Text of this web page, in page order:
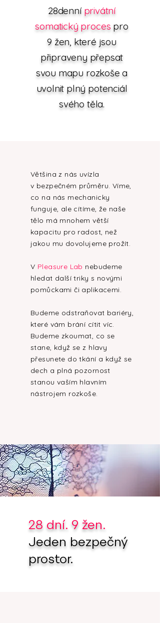
28denní privátní
somatický proces pro
9 žen, které jsou
připraveny přepsat
svou mapu rozkoše a
uvolnit plný potenciál
svého těla.
Většina z nás uvízla
v bezpečném průměru. Víme,
co na nás mechanicky
funguje, ale cítíme, že naše
tělo má mnohem větší
kapacitu pro radost, než
jakou mu dovolujeme prožít.
V Pleasure Lab nebudeme
hledat další triky s novými
pomůckami či aplikacemi.
Budeme odstraňovat bariéry,
které vám brání cítit víc.
Budeme zkoumat, co se
stane, když se z hlavy
přesunete do tkání a když se
dech a plná pozornost
stanou vaším hlavním
nástrojem rozkoše.
28 dní. 9 žen.
Jeden bezpečný
prostor.